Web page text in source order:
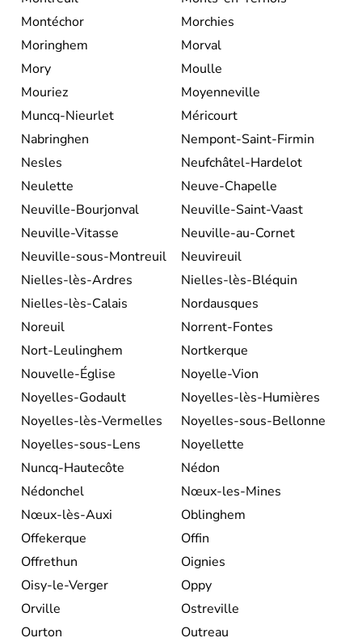
Montéchor
Morchies
Moringhem
Morval
Mory
Moulle
Mouriez
Moyenneville
Muncq-Nieurlet
Méricourt
Nabringhen
Nempont-Saint-Firmin
Nesles
Neufchâtel-Hardelot
Neulette
Neuve-Chapelle
Neuville-Bourjonval
Neuville-Saint-Vaast
Neuville-Vitasse
Neuville-au-Cornet
Neuville-sous-Montreuil
Neuvireuil
Nielles-lès-Ardres
Nielles-lès-Bléquin
Nielles-lès-Calais
Nordausques
Noreuil
Norrent-Fontes
Nort-Leulinghem
Nortkerque
Nouvelle-Église
Noyelle-Vion
Noyelles-Godault
Noyelles-lès-Humières
Noyelles-lès-Vermelles
Noyelles-sous-Bellonne
Noyelles-sous-Lens
Noyellette
Nuncq-Hautecôte
Nédon
Nédonchel
Nœux-les-Mines
Nœux-lès-Auxi
Oblinghem
Offekerque
Offin
Offrethun
Oignies
Oisy-le-Verger
Oppy
Orville
Ostreville
Ourton
Outreau